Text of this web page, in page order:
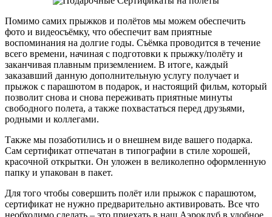
Помимо самих прыжков и полётов мы можем обеспечить
фото и видеосъёмку, что обеспечит вам приятные
воспоминания на долгие годы. Съёмка проводится в течение
всего времени, начиная с подготовки к прыжку/полёту и
заканчивая плавным приземлением. В итоге, каждый
заказавший данную дополнительную услугу получает и
прыжок с парашютом в подарок, и настоящий фильм, который
позволит снова и снова переживать приятные минуты
свободного полета, а также похвастаться перед друзьями,
родными и коллегами.
Также мы позаботились и о внешнем виде вашего подарка.
Сам сертификат отпечатан в типографии в стиле хорошей,
красочной открытки. Он уложен в великолепно оформленную
папку и упакован в пакет.
Для того чтобы совершить полёт или прыжок с парашютом,
сертификат не нужно предварительно активировать. Все что
необходимо сделать – это приехать в наш Аэроклуб в удобное